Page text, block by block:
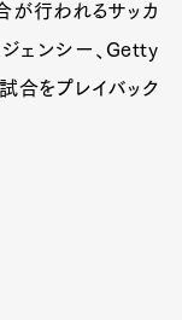
が行われるサッカ
ェンシー、Getty
合をプレイバック